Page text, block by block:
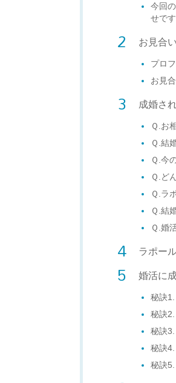
今回
せで
お見合
プロ
お見
成婚さ
Ｑ.お
Ｑ.結
Ｑ.今
Ｑ.ど
Ｑ.ラ
Ｑ.結
Ｑ.婚
ラポー
婚活に
秘訣
秘訣
秘訣
秘訣
秘訣